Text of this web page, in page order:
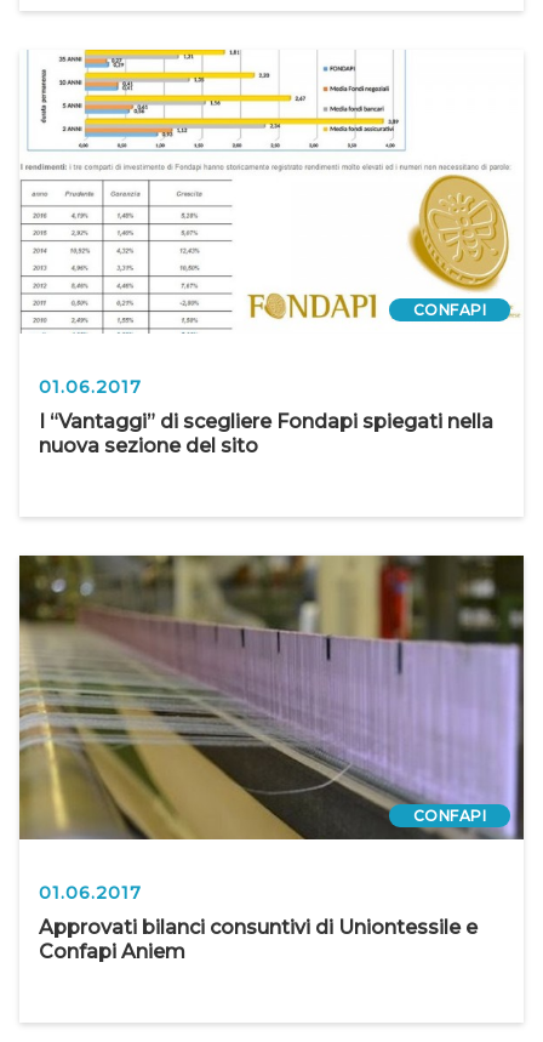
CONFAPI
01.06.2017
I “Vantaggi” di scegliere Fondapi spiegati nella
nuova sezione del sito
CONFAPI
01.06.2017
Approvati bilanci consuntivi di Uniontessile e
Confapi Aniem